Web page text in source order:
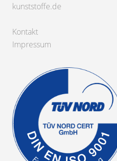
kunststoffe.de
Kontakt
Impressum